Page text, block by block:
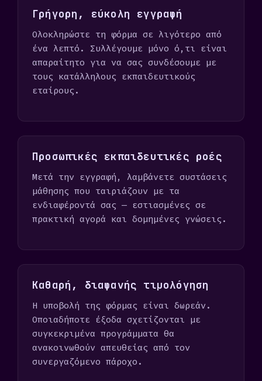
Γρήγορη, εύκολη εγγραφή
Ολοκληρώστε τη φόρμα σε λιγότερο από
ένα λεπτό. Συλλέγουμε μόνο ό,τι είναι
απαραίτητο για να σας συνδέσουμε με
τους κατάλληλους εκπαιδευτικούς
εταίρους.
Προσωπικές εκπαιδευτικές ροές
Μετά την εγγραφή, λαμβάνετε συστάσεις
μάθησης που ταιριάζουν με τα
ενδιαφέροντά σας — εστιασμένες σε
πρακτική αγορά και δομημένες γνώσεις.
Καθαρή, διαφανής τιμολόγηση
Η υποβολή της φόρμας είναι δωρεάν.
Οποιαδήποτε έξοδα σχετίζονται με
συγκεκριμένα προγράμματα θα
ανακοινωθούν απευθείας από τον
συνεργαζόμενο πάροχο.